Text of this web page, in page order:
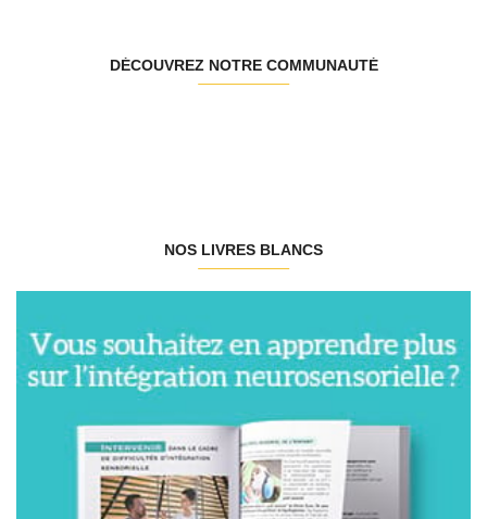
DÉCOUVREZ NOTRE COMMUNAUTÉ
NOS LIVRES BLANCS